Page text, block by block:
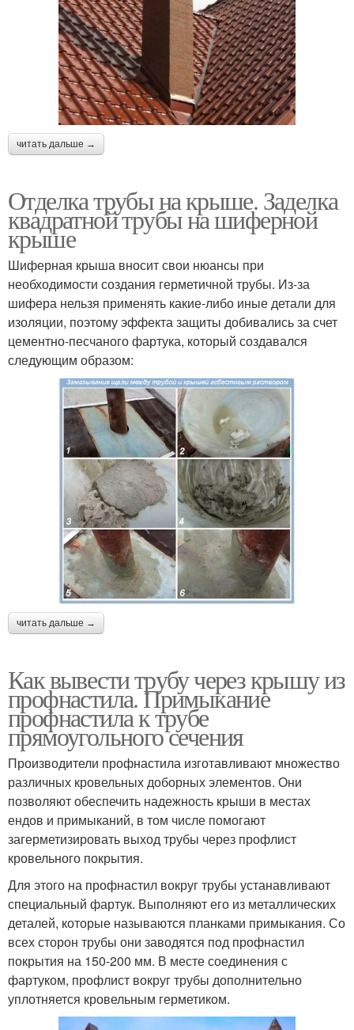
читать дальше →
Отделка трубы на крыше. Заделка
квадратной трубы на шиферной
крыше
Шиферная крыша вносит свои нюансы при
необходимости создания герметичной трубы. Из-за
шифера нельзя применять какие-либо иные детали для
изоляции, поэтому эффекта защиты добивались за счет
цементно-песчаного фартука, который создавался
следующим образом:
читать дальше →
Как вывести трубу через крышу из
профнастила. Примыкание
профнастила к трубе
прямоугольного сечения
Производители профнастила изготавливают множество
различных кровельных доборных элементов. Они
позволяют обеспечить надежность крыши в местах
ендов и примыканий, в том числе помогают
загерметизировать выход трубы через профлист
кровельного покрытия.
Для этого на профнастил вокруг трубы устанавливают
специальный фартук. Выполняют его из металлических
деталей, которые называются планками примыкания. Со
всех сторон трубы они заводятся под профнастил
покрытия на 150-200 мм. В месте соединения с
фартуком, профлист вокруг трубы дополнительно
уплотняется кровельным герметиком.